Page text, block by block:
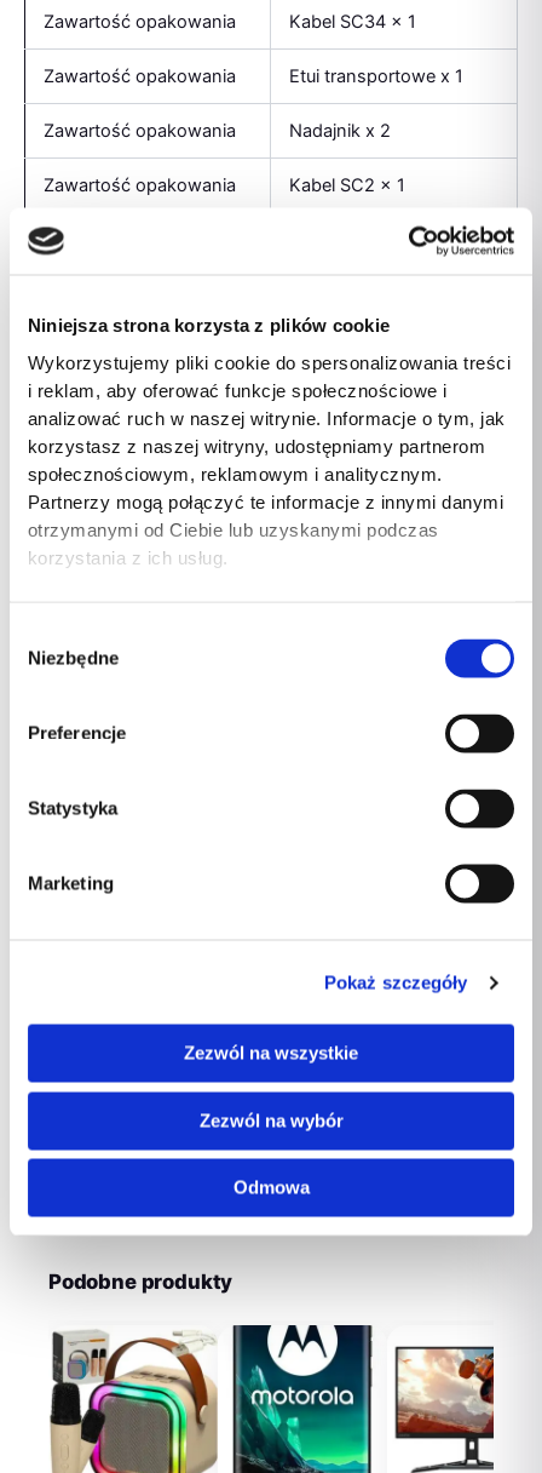
Niniejsza strona korzysta z plików cookie
Wykorzystujemy pliki cookie do spersonalizowania treści
i reklam, aby oferować funkcje społecznościowe i
analizować ruch w naszej witrynie. Informacje o tym, jak
korzystasz z naszej witryny, udostępniamy partnerom
społecznościowym, reklamowym i analitycznym.
Partnerzy mogą połączyć te informacje z innymi danymi
otrzymanymi od Ciebie lub uzyskanymi podczas
korzystania z ich usług.
zgody
Niezbędne
Preferencje
Statystyka
Marketing
Pokaż szczegóły
Zezwól na wszystkie
Zezwól na wybór
Odmowa
Zawartość opakowania Kabel SC34 x 1
Zawartość opakowania Etui transportowe x 1
Zawartość opakowania Nadajnik x 2
Zawartość opakowania Kabel SC2 x 1
Zawartość opakowania MagClip GO x 2
x 3
Zawartość opakowania Odbiornik x 1
Zawartość opakowania Futerał ładujący
Ilość portów USB typu C 1
Wyjście Stereo TRS 1/8″
(3,5 mm)
akumulatorowym
szumu
Typ mikrofonu
146mm
178mm
Podobne produkty